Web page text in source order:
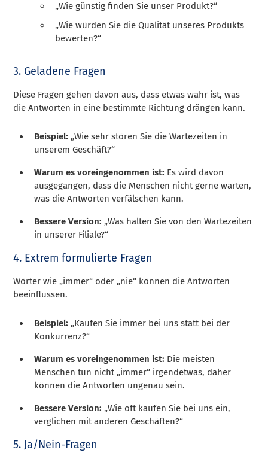
„Wie günstig finden Sie unser Produkt?“
„Wie würden Sie die Qualität unseres Produkts
bewerten?“
3. Geladene Fragen
Diese Fragen gehen davon aus, dass etwas wahr ist, was
die Antworten in eine bestimmte Richtung drängen kann.
Beispiel: „Wie sehr stören Sie die Wartezeiten in
unserem Geschäft?“
Warum es voreingenommen ist: Es wird davon
ausgegangen, dass die Menschen nicht gerne warten,
was die Antworten verfälschen kann.
Bessere Version: „Was halten Sie von den Wartezeiten
in unserer Filiale?“
4. Extrem formulierte Fragen
Wörter wie „immer“ oder „nie“ können die Antworten
beeinflussen.
Beispiel: „Kaufen Sie immer bei uns statt bei der
Konkurrenz?“
Warum es voreingenommen ist: Die meisten
Menschen tun nicht „immer“ irgendetwas, daher
können die Antworten ungenau sein.
Bessere Version: „Wie oft kaufen Sie bei uns ein,
verglichen mit anderen Geschäften?“
5. Ja/Nein-Fragen